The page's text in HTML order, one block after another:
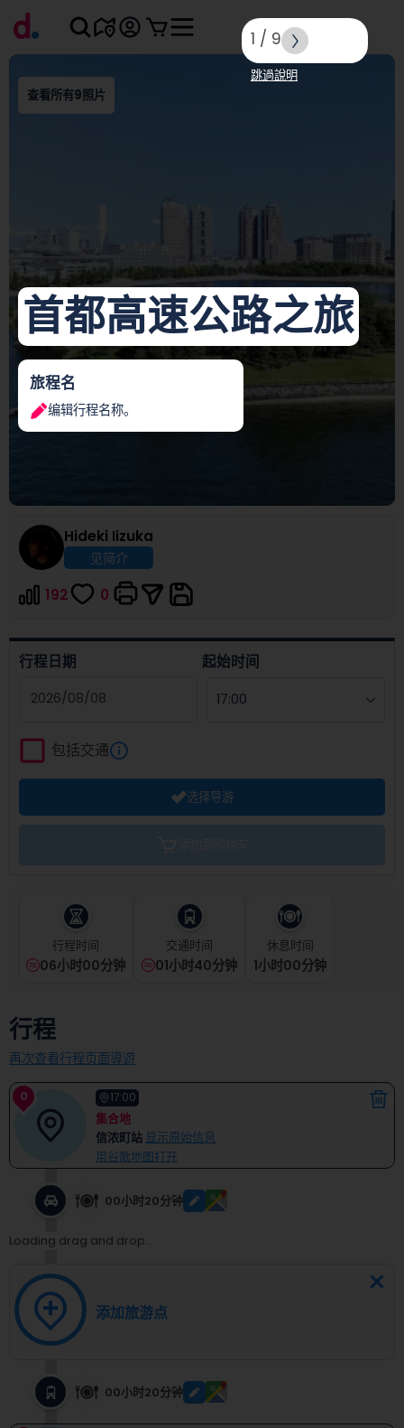
查看所有9照片
首都高速公路之旅
旅程名
编辑行程名称。
Hideki Iizuka
见简介
192 0
行程日期 起始时间
forward
to
interact
the
question
to
get
the
keyboard
shortcuts
for
changing
dates.
包括交通
选择导游
行程时间
06小时00分钟
交通时间
01小时40分钟
休息时间
1小时00分钟
行程
再次查看行程页面導遊
0 17:00
集合地
信浓町站 显示原始信息
用谷歌地图打开
00小时20分钟
Loading drag and drop...
添加旅游点
00小时20分钟
1 / 9
跳過說明